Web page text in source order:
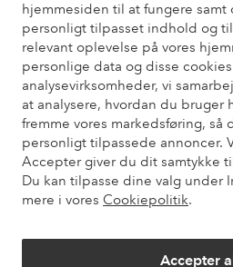
hjemmesiden til at fungere samt
personligt tilpasset indhold og
relevant oplevelse på vores
personlige data og disse
analysevirksomheder, vi
at analysere, hvordan du bruger
fremme vores markedsføring, så
personligt tilpassede annoncer.
Accepter giver du dit samtykke
Du kan tilpasse dine valg under
mere i vores Cookiepolitik.
Accepter
Venner
Sikre
Vil du vide mere om vores
elpy